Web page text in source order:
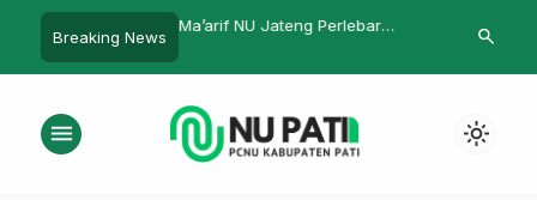
Breaking News
Ma’arif NU Jateng Perlebar
Ini Pesan
search
menu light_mode